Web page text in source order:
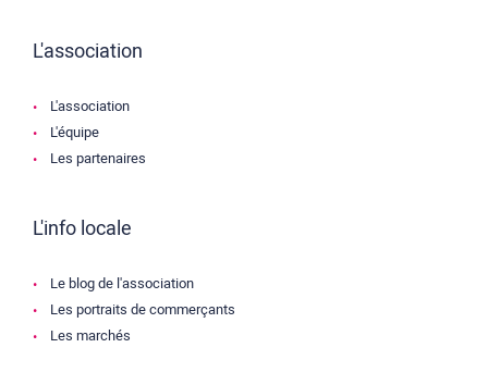
L'association
L'association
L'équipe
Les partenaires
L'info locale
Le blog de l'association
Les portraits de commerçants
Les marchés